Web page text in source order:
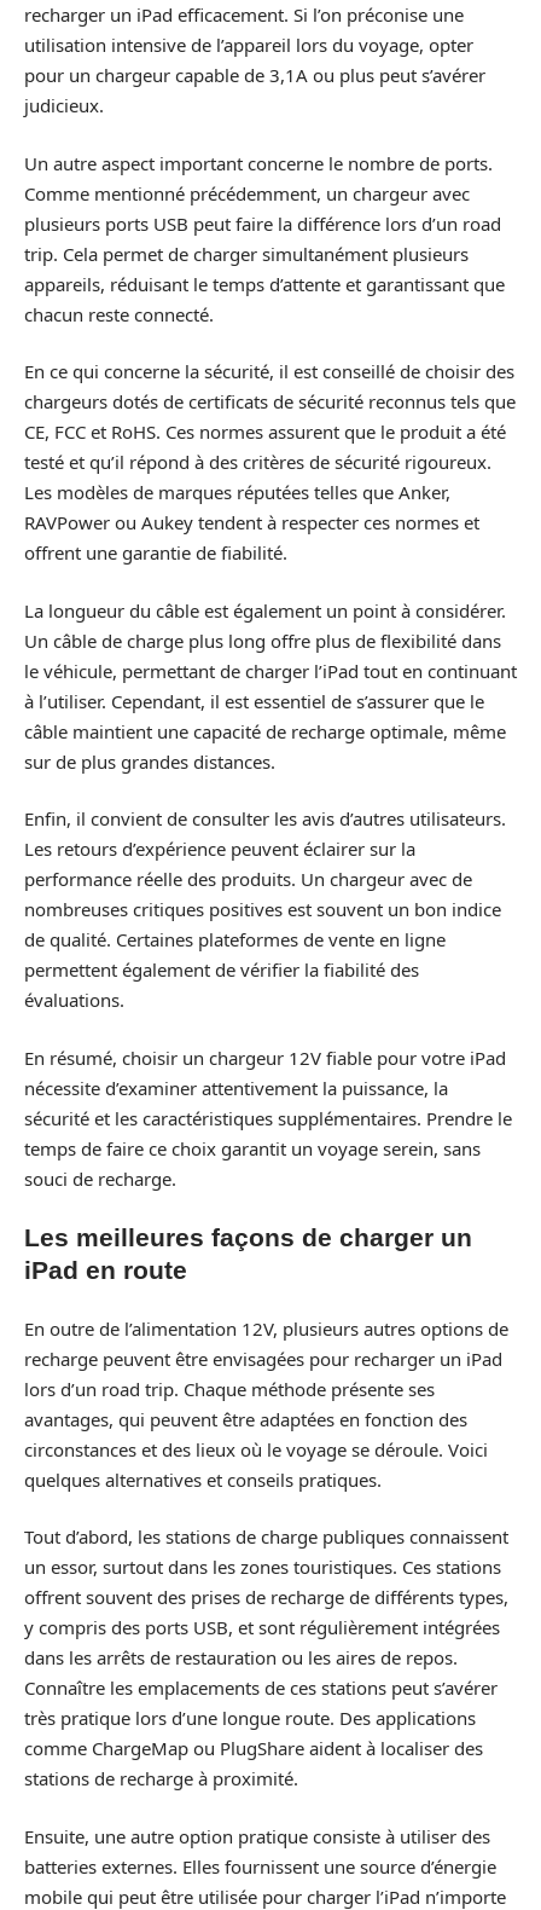
recharger un iPad efficacement. Si l’on préconise une
utilisation intensive de l’appareil lors du voyage, opter
pour un chargeur capable de 3,1A ou plus peut s’avérer
judicieux.
Un autre aspect important concerne le nombre de ports.
Comme mentionné précédemment, un chargeur avec
plusieurs ports USB peut faire la différence lors d’un road
trip. Cela permet de charger simultanément plusieurs
appareils, réduisant le temps d’attente et garantissant que
chacun reste connecté.
En ce qui concerne la sécurité, il est conseillé de choisir des
chargeurs dotés de certificats de sécurité reconnus tels que
CE, FCC et RoHS. Ces normes assurent que le produit a été
testé et qu’il répond à des critères de sécurité rigoureux.
Les modèles de marques réputées telles que Anker,
RAVPower ou Aukey tendent à respecter ces normes et
offrent une garantie de fiabilité.
La longueur du câble est également un point à considérer.
Un câble de charge plus long offre plus de flexibilité dans
le véhicule, permettant de charger l’iPad tout en continuant
à l’utiliser. Cependant, il est essentiel de s’assurer que le
câble maintient une capacité de recharge optimale, même
sur de plus grandes distances.
Enfin, il convient de consulter les avis d’autres utilisateurs.
Les retours d’expérience peuvent éclairer sur la
performance réelle des produits. Un chargeur avec de
nombreuses critiques positives est souvent un bon indice
de qualité. Certaines plateformes de vente en ligne
permettent également de vérifier la fiabilité des
évaluations.
En résumé, choisir un chargeur 12V fiable pour votre iPad
nécessite d’examiner attentivement la puissance, la
sécurité et les caractéristiques supplémentaires. Prendre le
temps de faire ce choix garantit un voyage serein, sans
souci de recharge.
Les meilleures façons de charger un
iPad en route
En outre de l’alimentation 12V, plusieurs autres options de
recharge peuvent être envisagées pour recharger un iPad
lors d’un road trip. Chaque méthode présente ses
avantages, qui peuvent être adaptées en fonction des
circonstances et des lieux où le voyage se déroule. Voici
quelques alternatives et conseils pratiques.
Tout d’abord, les stations de charge publiques connaissent
un essor, surtout dans les zones touristiques. Ces stations
offrent souvent des prises de recharge de différents types,
y compris des ports USB, et sont régulièrement intégrées
dans les arrêts de restauration ou les aires de repos.
Connaître les emplacements de ces stations peut s’avérer
très pratique lors d’une longue route. Des applications
comme ChargeMap ou PlugShare aident à localiser des
stations de recharge à proximité.
Ensuite, une autre option pratique consiste à utiliser des
batteries externes. Elles fournissent une source d’énergie
mobile qui peut être utilisée pour charger l’iPad n’importe